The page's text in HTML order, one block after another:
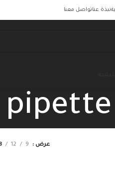
نبذة عناتواصل معنا
عرض 9
12